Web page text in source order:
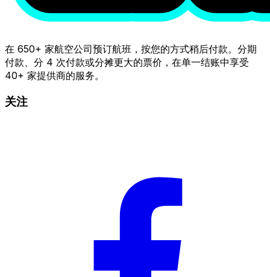
在 650+ 家航空公司预订航班，按您的方式稍后付款。分期
付款、分 4 次付款或分摊更大的票价，在单一结账中享受
40+ 家提供商的服务。
关注